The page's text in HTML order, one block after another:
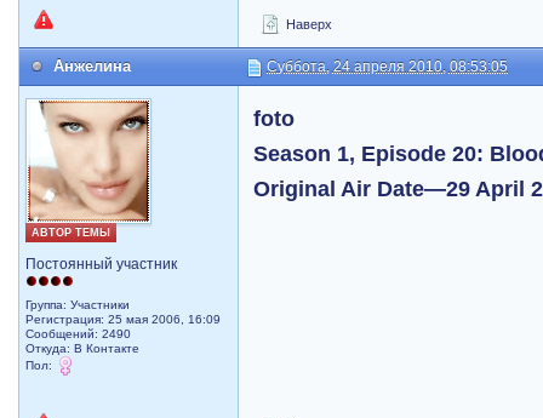
Наверх
Анжелина Суббота, 24 апреля 2010, 08:53:05
АВТОР ТЕМЫ
Постоянный участник
Группа: Участники
Регистрация: 25 мая 2006, 16:09
Сообщений: 2490
Откуда: В Контакте
Пол:
foto
Season 1, Episode 20:
Original Air Date—29 April